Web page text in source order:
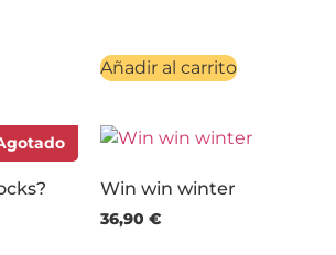
Añadir al carrito
Win win winter
36,90 €